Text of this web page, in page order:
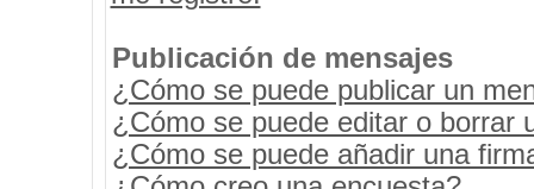
Publicación de mensajes
¿Cómo se puede publicar un
¿Cómo se puede editar o borrar
¿Cómo se puede añadir una